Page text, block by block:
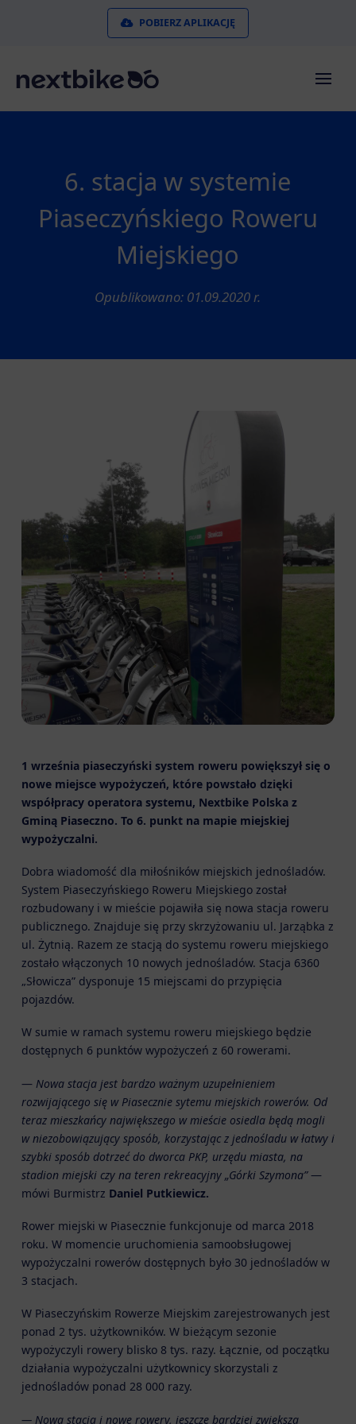
POBIERZ APLIKACJĘ
6. stacja w systemie
Piaseczyńskiego Roweru
Miejskiego
Opublikowano: 01.09.2020 r.
1 września piaseczyński system roweru powiększył się o
nowe miejsce wypożyczeń, które powstało dzięki
współpracy operatora systemu, Nextbike Polska z
Gminą Piaseczno. To 6. punkt na mapie miejskiej
wypożyczalni.
Dobra wiadomość dla miłośników miejskich jednośladów.
System Piaseczyńskiego Roweru Miejskiego został
rozbudowany i w mieście pojawiła się nowa stacja roweru
publicznego. Znajduje się przy skrzyżowaniu ul. Jarząbka z
ul. Żytnią. Razem ze stacją do systemu roweru miejskiego
zostało włączonych 10 nowych jednośladów. Stacja 6360
„Słowicza” dysponuje 15 miejscami do przypięcia
pojazdów.
W sumie w ramach systemu roweru miejskiego będzie
dostępnych 6 punktów wypożyczeń z 60 rowerami.
— Nowa stacja jest bardzo ważnym uzupełnieniem
rozwijającego się w Piasecznie sytemu miejskich rowerów. Od
teraz mieszkańcy największego w mieście osiedla będą mogli
w niezobowiązujący sposób, korzystając z jednośladu w łatwy i
szybki sposób dotrzeć do dworca PKP, urzędu miasta, na
stadion miejski czy na teren rekreacyjny „Górki Szymona”—
mówi Burmistrz Daniel Putkiewicz.
Rower miejski w Piasecznie funkcjonuje od marca 2018
roku. W momencie uruchomienia samoobsługowej
wypożyczalni rowerów dostępnych było 30 jednośladów w
3 stacjach.
W Piaseczyńskim Rowerze Miejskim zarejestrowanych jest
ponad 2 tys. użytkowników. W bieżącym sezonie
wypożyczyli rowery blisko 8 tys. razy. Łącznie, od początku
działania wypożyczalni użytkownicy skorzystali z
jednośladów ponad 28 000 razy.
— Nowa stacja i nowe rowery, jeszcze bardziej zwiększą